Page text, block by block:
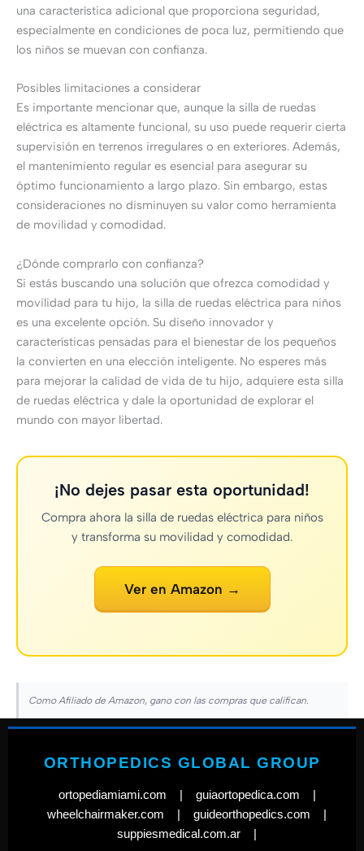
una característica adicional que proporciona seguridad,
especialmente en condiciones de poca luz, permitiendo que
los niños se muevan con confianza.
Posibles limitaciones a considerar
Es importante mencionar que, aunque la silla de ruedas
eléctrica es altamente funcional, su uso puede requerir cierta
supervisión en terrenos irregulares o en exteriores. Además,
el mantenimiento regular es esencial para asegurar su
óptimo funcionamiento a largo plazo. Sin embargo, estas
consideraciones no disminuyen su valor como herramienta
de movilidad y comodidad.
¿Dónde comprarlo con confianza?
Si estás buscando una solución que ofrezca comodidad y
movilidad para tu hijo, la silla de ruedas eléctrica para niños
es una excelente opción. Su diseño innovador y
características pensadas para el bienestar de los pequeños
la convierten en una elección inteligente. No esperes más
para mejorar la calidad de vida de tu hijo, adquiere esta silla
de ruedas eléctrica y dale la oportunidad de explorar el
mundo con mayor libertad.
¡No dejes pasar esta oportunidad!
Compra ahora la silla de ruedas eléctrica para niños
y transforma su movilidad y comodidad.
Ver en Amazon →
Como Afiliado de Amazon, gano con las compras que califican.
ORTHOPEDICS GLOBAL GROUP
ortopediamiami.com guiaortopedica.com
wheelchairmaker.com
guideorthopedics.com
suppiesmedical.com.ar